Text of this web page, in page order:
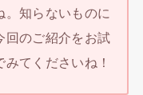
。知らないものに
回のご紹介をお試
てくださいね！